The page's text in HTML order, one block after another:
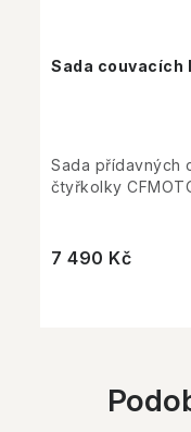
Sada couvacích
7 490 Kč
Sada přídavných
čtyřkolky